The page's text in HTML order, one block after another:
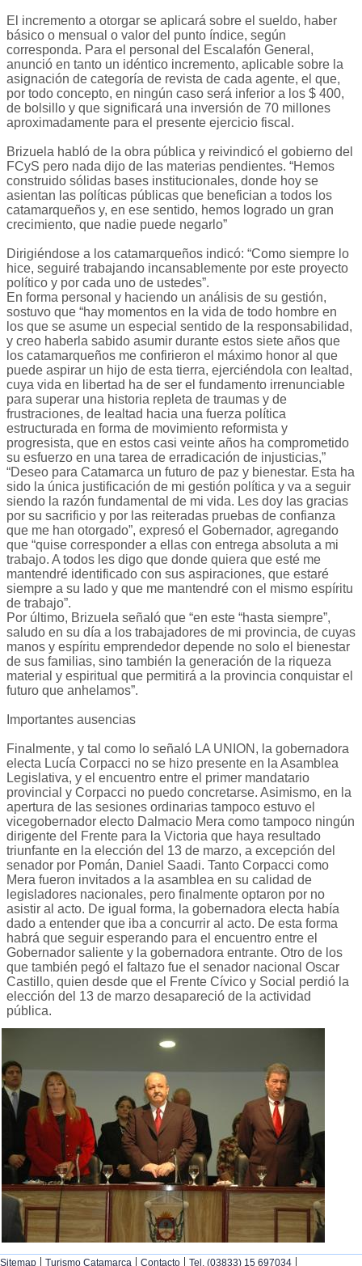
El incremento a otorgar se aplicará sobre el sueldo, haber
básico o mensual o valor del punto índice, según
corresponda. Para el personal del Escalafón General,
anunció en tanto un idéntico incremento, aplicable sobre la
asignación de categoría de revista de cada agente, el que,
por todo concepto, en ningún caso será inferior a los $ 400,
de bolsillo y que significará una inversión de 70 millones
aproximadamente para el presente ejercicio fiscal.
Brizuela habló de la obra pública y reivindicó el gobierno del
FCyS pero nada dijo de las materias pendientes. “Hemos
construido sólidas bases institucionales, donde hoy se
asientan las políticas públicas que benefician a todos los
catamarqueños y, en ese sentido, hemos logrado un gran
crecimiento, que nadie puede negarlo”
Dirigiéndose a los catamarqueños indicó: “Como siempre lo
hice, seguiré trabajando incansablemente por este proyecto
político y por cada uno de ustedes”.
En forma personal y haciendo un análisis de su gestión,
sostuvo que “hay momentos en la vida de todo hombre en
los que se asume un especial sentido de la responsabilidad,
y creo haberla sabido asumir durante estos siete años que
los catamarqueños me confirieron el máximo honor al que
puede aspirar un hijo de esta tierra, ejerciéndola con lealtad,
cuya vida en libertad ha de ser el fundamento irrenunciable
para superar una historia repleta de traumas y de
frustraciones, de lealtad hacia una fuerza política
estructurada en forma de movimiento reformista y
progresista, que en estos casi veinte años ha comprometido
su esfuerzo en una tarea de erradicación de injusticias,”
“Deseo para Catamarca un futuro de paz y bienestar. Esta ha
sido la única justificación de mi gestión política y va a seguir
siendo la razón fundamental de mi vida. Les doy las gracias
por su sacrificio y por las reiteradas pruebas de confianza
que me han otorgado”, expresó el Gobernador, agregando
que “quise corresponder a ellas con entrega absoluta a mi
trabajo. A todos les digo que donde quiera que esté me
mantendré identificado con sus aspiraciones, que estaré
siempre a su lado y que me mantendré con el mismo espíritu
de trabajo”.
Por último, Brizuela señaló que “en este “hasta siempre”,
saludo en su día a los trabajadores de mi provincia, de cuyas
manos y espíritu emprendedor depende no solo el bienestar
de sus familias, sino también la generación de la riqueza
material y espiritual que permitirá a la provincia conquistar el
futuro que anhelamos”.
Importantes ausencias
Finalmente, y tal como lo señaló LA UNION, la gobernadora
electa Lucía Corpacci no se hizo presente en la Asamblea
Legislativa, y el encuentro entre el primer mandatario
provincial y Corpacci no puedo concretarse. Asimismo, en la
apertura de las sesiones ordinarias tampoco estuvo el
vicegobernador electo Dalmacio Mera como tampoco ningún
dirigente del Frente para la Victoria que haya resultado
triunfante en la elección del 13 de marzo, a excepción del
senador por Pomán, Daniel Saadi. Tanto Corpacci como
Mera fueron invitados a la asamblea en su calidad de
legisladores nacionales, pero finalmente optaron por no
asistir al acto. De igual forma, la gobernadora electa había
dado a entender que iba a concurrir al acto. De esta forma
habrá que seguir esperando para el encuentro entre el
Gobernador saliente y la gobernadora entrante. Otro de los
que también pegó el faltazo fue el senador nacional Oscar
Castillo, quien desde que el Frente Cívico y Social perdió la
elección del 13 de marzo desapareció de la actividad
pública.
Sitemap | Turismo Catamarca | Contacto | Tel. (03833) 15 697034 |